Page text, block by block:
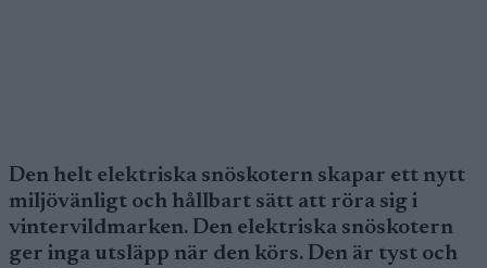
Den helt elektriska snöskotern skapar ett nytt
miljövänligt och hållbart sätt att röra sig i
vintervildmarken. Den elektriska snöskotern
ger inga utsläpp när den körs. Den är tyst och